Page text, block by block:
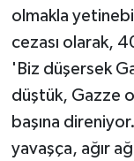
olmakla
cezası olarak,
'Biz düşersek
düştük, Gazze
başına
yavaşça, ağır